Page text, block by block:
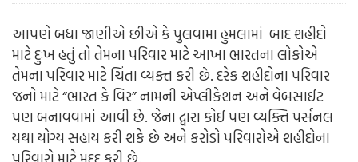
આપણે બધા જાણીએ છીએ કે પુલવામા હુમલામાં બાદ શહીદો
માટે દુઃખ હતું તો તેમના પરિવાર માટે આખા ભારતના લોકોએ
તેમના પરિવાર માટે ચિંતા વ્યક્ત કરી છે. દરેક શહીદોના પરિવાર
જનો માટે “ભારત કે વિર” નામની એપ્લીકેશન અને વેબસાઈટ
પણ બનાવવામાં આવી છે. જેના દ્વારા કોઈ પણ વ્યક્તિ પર્સનલ
યથા યોગ્ય સહાય કરી શકે છે અને કરોડો પરિવારોએ શહીદોના